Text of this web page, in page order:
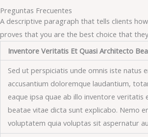
Preguntas Frecuentes
A descriptive paragraph that tells clients
proves that you are the best choice that
Inventore Veritatis Et Quasi Architecto
Sed ut perspiciatis unde omnis iste natus
accusantium doloremque laudantium,
eaque ipsa quae ab illo inventore veritatis
beatae vitae dicta sunt explicabo. Nemo
voluptatem quia voluptas sit aspernatur